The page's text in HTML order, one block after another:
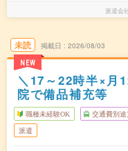
派遣会社
未読
NEW
掲載日 2026/08/03
＼17～22時半×月
院で備品補充等
職種未経験OK 交通費別途
派遣